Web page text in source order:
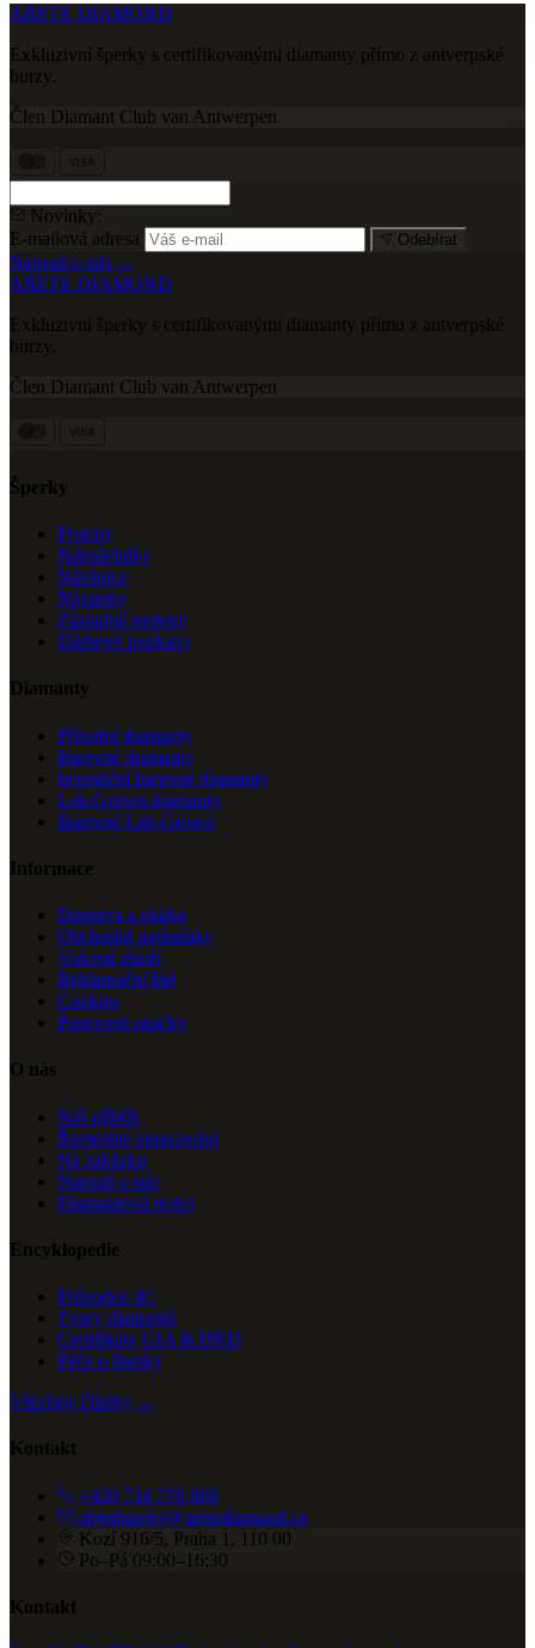
ARETE DIAMOND
Exkluzivní šperky s certifikovanými diamanty přímo z antverpské
burzy.
Člen Diamant Club van Antwerpen
Novinky:
E-mailová adresa
Odebírat
Napsali o nás →
ARETE DIAMOND
Exkluzivní šperky s certifikovanými diamanty přímo z antverpské
burzy.
Člen Diamant Club van Antwerpen
Šperky
Prsteny
Náhrdelníky
Náušnice
Náramky
Zásnubní prsteny
Dárkové poukazy
Diamanty
Přírodní diamanty
Barevné diamanty
Investiční barevné diamanty
Lab-Grown diamanty
Barevné Lab-Grown
Informace
Doprava a platba
Obchodní podmínky
Vrácení zboží
Reklamační řád
Cookies
Puncovní značky
O nás
Náš příběh
Řemeslné zpracování
Na zakázku
Napsali o nás
Diamantová trofej
Encyklopedie
Průvodce 4C
Tvary diamantů
Certifikáty GIA & HRD
Péče o šperky
Všechny články →
Kontakt
+420 734 770 000
objednavky@aretediamond.cz
Kozí 916/5, Praha 1, 110 00
Po–Pá 09:00–16:30
Kontakt